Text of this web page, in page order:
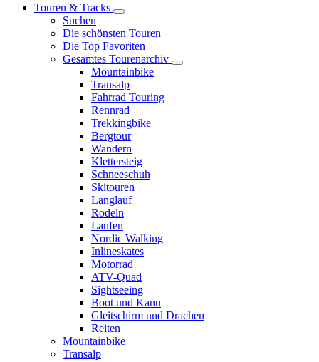
Touren & Tracks
Suchen
Die schönsten Touren
Die Top Favoriten
Gesamtes Tourenarchiv
Mountainbike
Transalp
Fahrrad Touring
Rennrad
Trekkingbike
Bergtour
Wandern
Klettersteig
Schneeschuh
Skitouren
Langlauf
Rodeln
Laufen
Nordic Walking
Inlineskates
Motorrad
ATV-Quad
Sightseeing
Boot und Kanu
Gleitschirm und Drachen
Reiten
Mountainbike
Transalp